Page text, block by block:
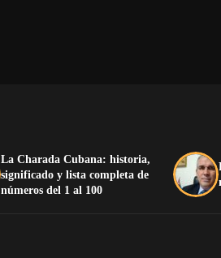
La Charada Cubana: historia,
significado y lista completa de
números del 1 al 100